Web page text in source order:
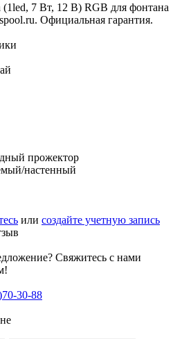
7 Вт, 12 В) RGB для фонтана
Официальная гарантия.
прожектор
настенный
или создайте учетную запись
Свяжитесь с нами
30-88